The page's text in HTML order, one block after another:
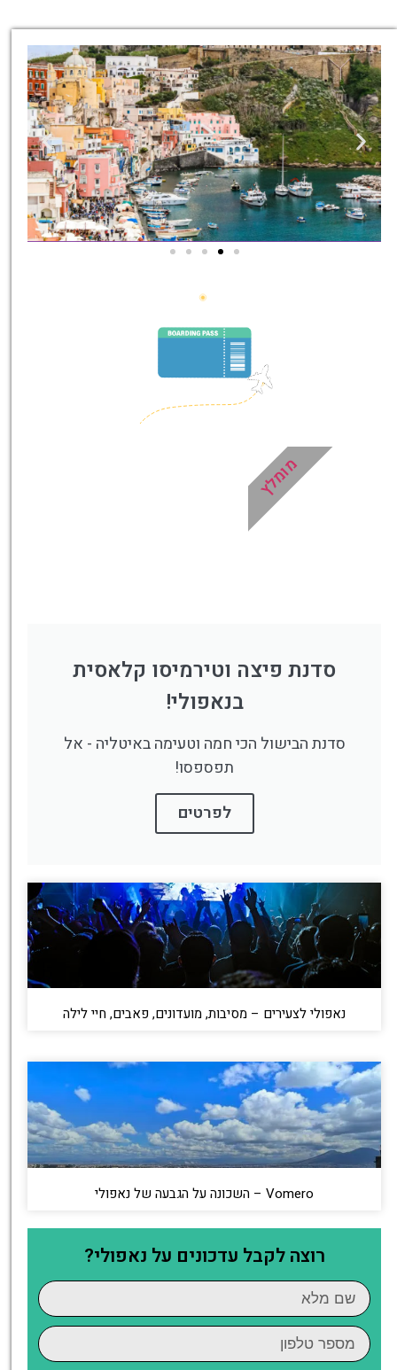
הדרכה מקצועית ואינפורמטיבית
במיוחד עבורכם!
לחצו פה!
סדנת פיצה וטירמיסו קלאסית
בנאפולי!
סדנת הבישול הכי חמה וטעימה באיטליה - אל
תפספסו!
לפרטים
מומלץ
נאפולי לצעירים – מסיבות, מועדונים, פאבים, חיי לילה
Vomero – השכונה על הגבעה של נאפולי
רוצה לקבל עדכונים על נאפולי?